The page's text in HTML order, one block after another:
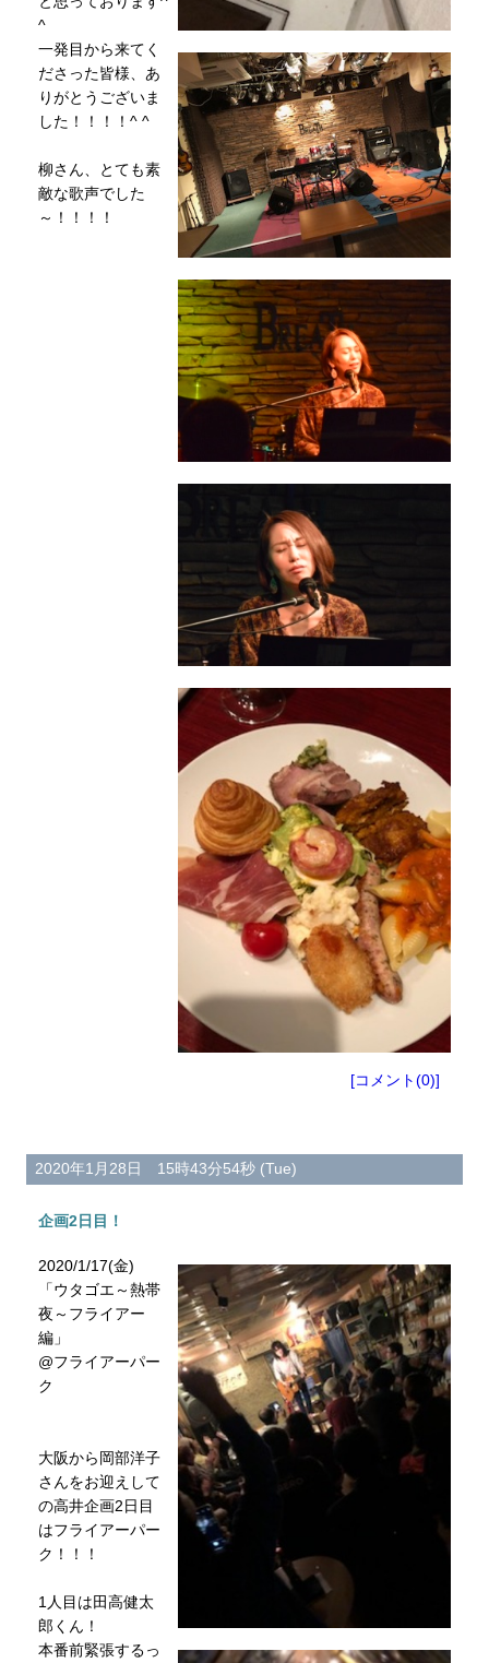
^
一発目から来てく
ださった皆様、あ
りがとうございま
した！！！！^ ^
柳さん、とても素
敵な歌声でした
～！！！！
[コメント(0)]
2020年1月28日 15時43分54秒 (Tue)
企画2日目！
2020/1/17(金)
「ウタゴエ～熱帯
夜～フライアー
編」
@フライアーパー
ク
大阪から岡部洋子
さんをお迎えして
の高井企画2日目
はフライアーパー
ク！！！
1人目は田高健太
郎くん！
本番前緊張するっ